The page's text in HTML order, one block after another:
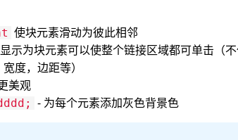
使块元素滑动为彼此相邻
示为块元素可以使整个链接区域都可单击（
度，边距等）
美观
- 为每个元素添加灰色背景色